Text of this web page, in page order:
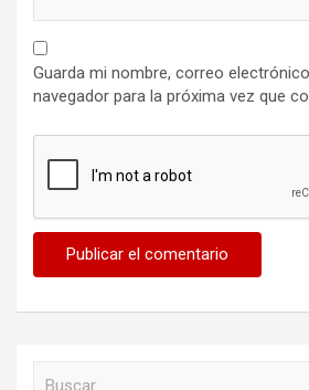
Guarda mi nombre, correo
navegador para la próxima vez que